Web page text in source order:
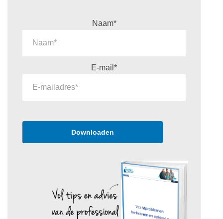
Naam*
E-mail*